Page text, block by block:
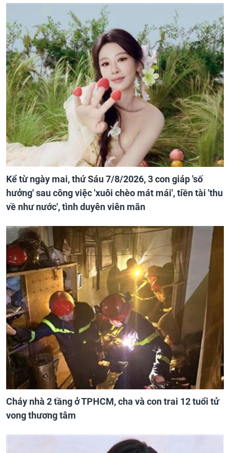
Kể từ ngày mai, thứ Sáu 7/8/2026, 3 con giáp 'số
hưởng' sau công việc 'xuôi chèo mát mái', tiền tài 'thu
về như nước', tình duyên viên mãn
Cháy nhà 2 tầng ở TPHCM, cha và con trai 12 tuổi tử
vong thương tâm